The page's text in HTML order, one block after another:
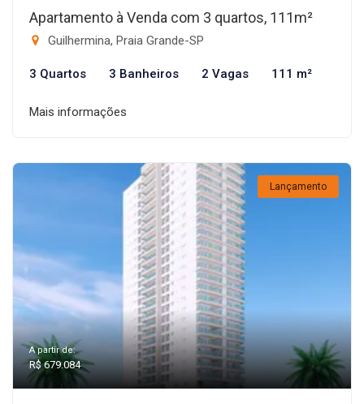
Apartamento à Venda com 3 quartos, 111m²
Guilhermina, Praia Grande-SP
3 Quartos 3 Banheiros 2 Vagas 111 m²
Mais informações
Lançamento
A partir de:
R$ 679.084